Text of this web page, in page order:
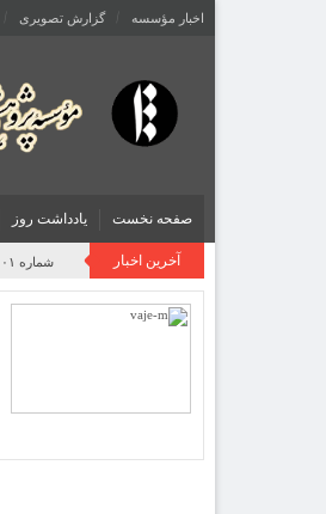
اخبار مؤسسه گزارش تصویری
صفحه نخست یادداشت روز
آخرین اخبار شماره ۱۰۱ نامۀ فرهنگستان منتشر شد